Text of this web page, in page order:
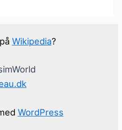
Wikipedia?
WordPress